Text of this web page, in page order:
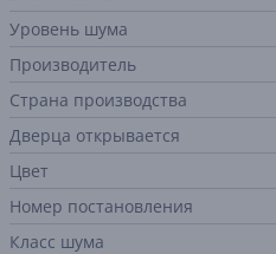
Уровень шума
Производитель
Страна производства
Дверца открывается
Цвет
Номер постановления
Класс шума